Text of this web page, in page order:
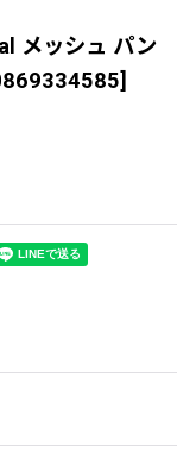
メッシュ パン
]